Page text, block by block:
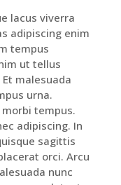
lacus viverra
adipiscing enim
tempus
ut tellus
malesuada
urna.
tempus.
adipiscing. In
sagittis
orci. Arcu
nunc